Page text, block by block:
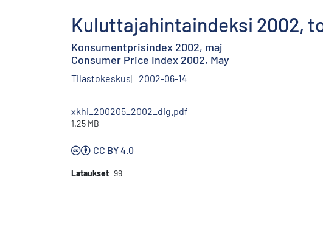
Kuluttajahintaindeksi 2002,
Konsumentprisindex 2002, maj
Consumer Price Index 2002, May
Tilastokeskus 2002-06-14
xkhi_200205_2002_dig.pdf
1.25 MB
CC BY 4.0
Lataukset 99